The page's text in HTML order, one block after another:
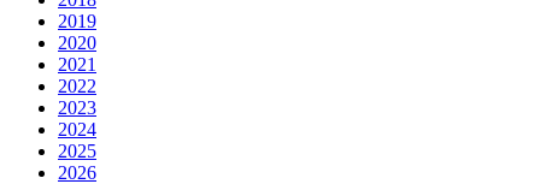
2019
2020
2021
2022
2023
2024
2025
2026